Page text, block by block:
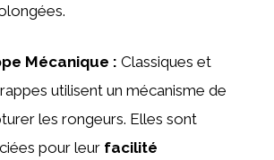
Mécanique : Classiques et
utilisent un mécanisme de
les rongeurs. Elles sont
pour leur facilité